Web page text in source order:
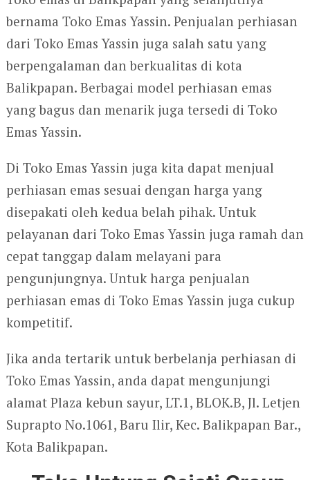
bernama Toko Emas Yassin. Penjualan perhiasan
dari Toko Emas Yassin juga salah satu yang
berpengalaman dan berkualitas di kota
Balikpapan. Berbagai model perhiasan emas
yang bagus dan menarik juga tersedi di Toko
Emas Yassin.
Di Toko Emas Yassin juga kita dapat menjual
perhiasan emas sesuai dengan harga yang
disepakati oleh kedua belah pihak. Untuk
pelayanan dari Toko Emas Yassin juga ramah dan
cepat tanggap dalam melayani para
pengunjungnya. Untuk harga penjualan
perhiasan emas di Toko Emas Yassin juga cukup
kompetitif.
Jika anda tertarik untuk berbelanja perhiasan di
Toko Emas Yassin, anda dapat mengunjungi
alamat Plaza kebun sayur, LT.1, BLOK.B, Jl. Letjen
Suprapto No.1061, Baru Ilir, Kec. Balikpapan Bar.,
Kota Balikpapan.